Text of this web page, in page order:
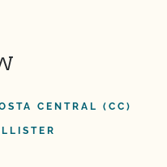
CENTRAL (CC)